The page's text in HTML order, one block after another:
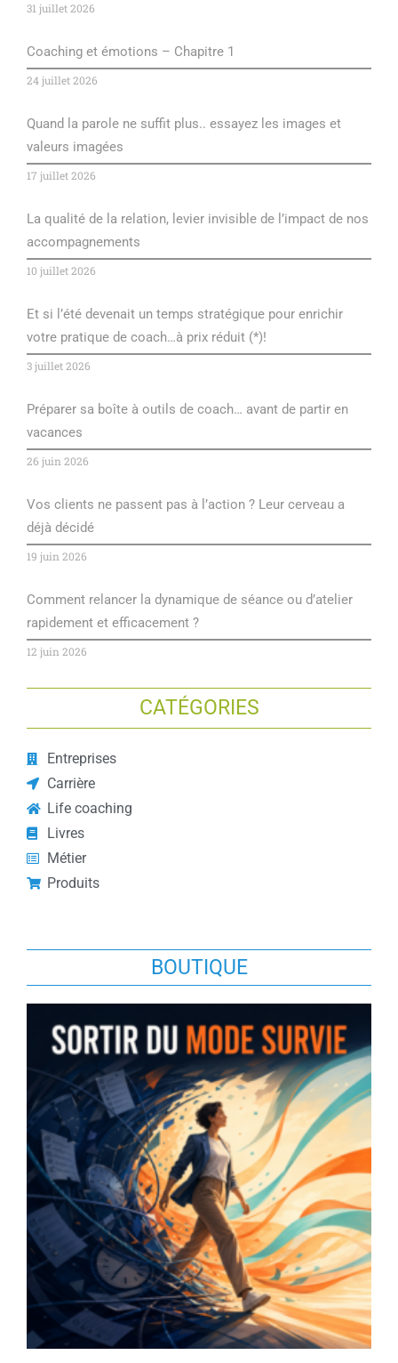
31 juillet 2026
Coaching et émotions – Chapitre 1
24 juillet 2026
Quand la parole ne suffit plus.. essayez les images et
valeurs imagées
17 juillet 2026
La qualité de la relation, levier invisible de l’impact de nos
accompagnements
10 juillet 2026
Et si l’été devenait un temps stratégique pour enrichir
votre pratique de coach…à prix réduit (*)!
3 juillet 2026
Préparer sa boîte à outils de coach… avant de partir en
vacances
26 juin 2026
Vos clients ne passent pas à l’action ? Leur cerveau a
déjà décidé
19 juin 2026
Comment relancer la dynamique de séance ou d’atelier
rapidement et efficacement ?
12 juin 2026
CATÉGORIES
Entreprises
Carrière
Life coaching
Livres
Métier
Produits
BOUTIQUE